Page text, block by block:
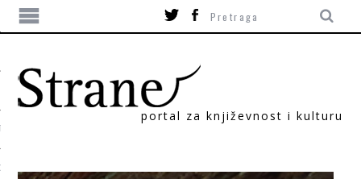
portal za književnost i kulturu